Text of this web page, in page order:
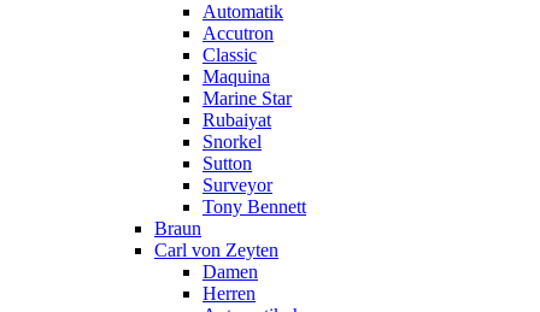
Automatik
Accutron
Classic
Maquina
Marine Star
Rubaiyat
Snorkel
Sutton
Surveyor
Tony Bennett
Braun
Carl von Zeyten
Damen
Herren